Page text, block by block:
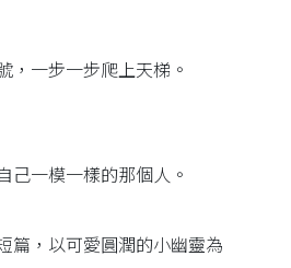
，一步一步爬上天梯。
己一模一樣的那個人。
篇，以可愛圓潤的小幽靈為